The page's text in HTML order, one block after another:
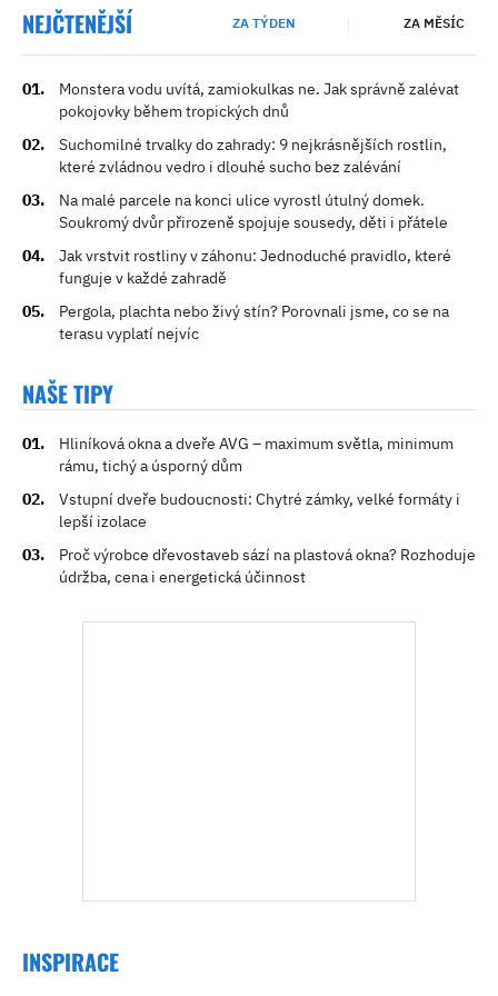
NEJČTENĚJŠÍ ZA TÝDEN ZA MĚSÍC
Monstera vodu uvítá, zamiokulkas ne. Jak správně zalévat
pokojovky během tropických dnů
Suchomilné trvalky do zahrady: 9 nejkrásnějších rostlin,
které zvládnou vedro i dlouhé sucho bez zalévání
Na malé parcele na konci ulice vyrostl útulný domek.
Soukromý dvůr přirozeně spojuje sousedy, děti i přátele
Jak vrstvit rostliny v záhonu: Jednoduché pravidlo, které
funguje v každé zahradě
Pergola, plachta nebo živý stín? Porovnali jsme, co se na
terasu vyplatí nejvíc
NAŠE TIPY
Hliníková okna a dveře AVG – maximum světla, minimum
rámu, tichý a úsporný dům
Vstupní dveře budoucnosti: Chytré zámky, velké formáty i
lepší izolace
Proč výrobce dřevostaveb sází na plastová okna? Rozhoduje
údržba, cena i energetická účinnost
INSPIRACE